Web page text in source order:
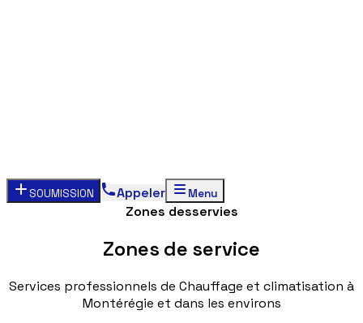
SOUMISSION Appeler Menu
Zones desservies
Zones de service
Services professionnels de Chauffage et climatisation à
Montérégie et dans les environs